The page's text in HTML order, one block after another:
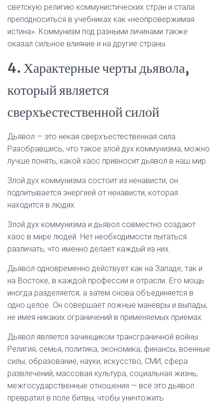
светскую религию коммунистических стран и стала
преподноситься в учебниках как «неопровержимая
истина». Коммунизм под разными личинами также
оказал сильное влияние и на другие страны.
4. Характерные черты дьявола,
который является
сверхъестественной силой
Дьявол — это некая сверхъестественная сила.
Разобравшись, что такое злой дух коммунизма, можно
лучше понять, какой хаос привносит дьявол в наш мир.
Злой дух коммунизма состоит из ненависти, он
подпитывается энергией от ненависти, которая
находится в людях.
Злой дух коммунизма и дьявол совместно создают
хаос в мире людей. Нет необходимости пытаться
различать, что именно делает каждый из них.
Дьявол одновременно действует как на Западе, так и
на Востоке, в каждой профессии и отрасли. Его мощь
иногда разделяется, а затем снова объединяется в
одно целое. Он совершает ложные манёвры и выпады,
не имея никаких ограничений в применяемых приёмах.
Дьявол является зачинщиком трансграничной войны.
Религия, семья, политика, экономика, финансы, военные
силы, образование, науки, искусство, СМИ, сфера
развлечений, массовая культура, социальная жизнь,
межгосударственные отношения — всё это дьявол
превратил в поле битвы, чтобы уничтожить